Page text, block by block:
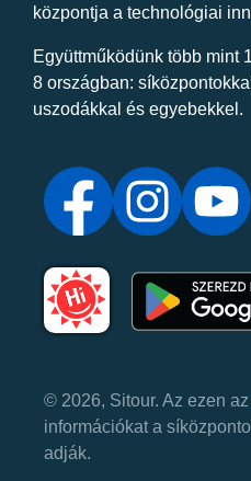
központja a technológiai
Együttműködünk több mint
8 országban:
uszodákkal és egyebekkel.
© 2026, Sitour. Az ezen
információkat a
adják.